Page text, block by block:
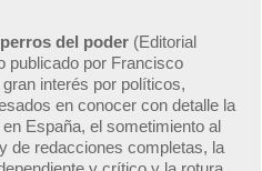
del poder (Editorial
publicado por Francisco
interés por políticos,
en conocer con detalle la
España, el sometimiento al
de redacciones completas, la